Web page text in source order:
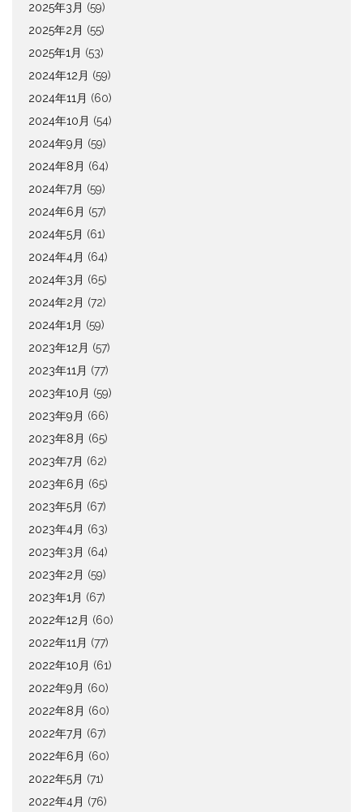
2025年3月 (59)
2025年2月 (55)
2025年1月 (53)
2024年12月 (59)
2024年11月 (60)
2024年10月 (54)
2024年9月 (59)
2024年8月 (64)
2024年7月 (59)
2024年6月 (57)
2024年5月 (61)
2024年4月 (64)
2024年3月 (65)
2024年2月 (72)
2024年1月 (59)
2023年12月 (57)
2023年11月 (77)
2023年10月 (59)
2023年9月 (66)
2023年8月 (65)
2023年7月 (62)
2023年6月 (65)
2023年5月 (67)
2023年4月 (63)
2023年3月 (64)
2023年2月 (59)
2023年1月 (67)
2022年12月 (60)
2022年11月 (77)
2022年10月 (61)
2022年9月 (60)
2022年8月 (60)
2022年7月 (67)
2022年6月 (60)
2022年5月 (71)
2022年4月 (76)